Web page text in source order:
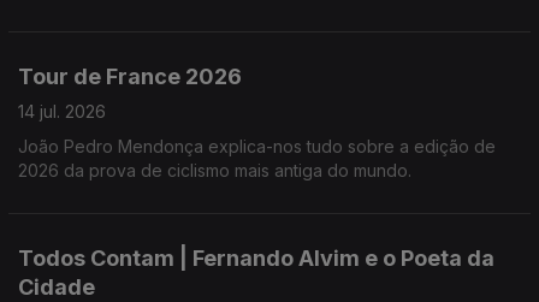
Tour de France 2026
14 jul. 2026
João Pedro Mendonça explica-nos tudo sobre a edição de
2026 da prova de ciclismo mais antiga do mundo.
Todos Contam | Fernando Alvim e o Poeta da
Cidade